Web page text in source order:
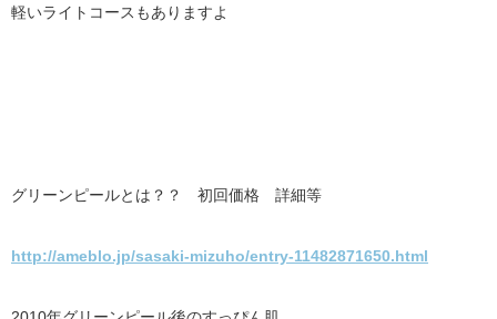
軽いライトコースもありますよ
グリーンピールとは？？ 初回価格 詳細等
http://ameblo.jp/sasaki-mizuho/entry-11482871650.html